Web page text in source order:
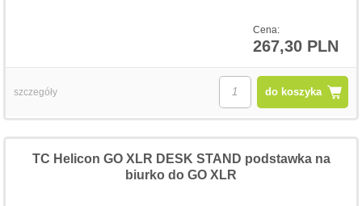
Cena:
267,30 PLN
do koszyka
szczegóły
TC Helicon GO XLR DESK STAND podstawka na
biurko do GO XLR